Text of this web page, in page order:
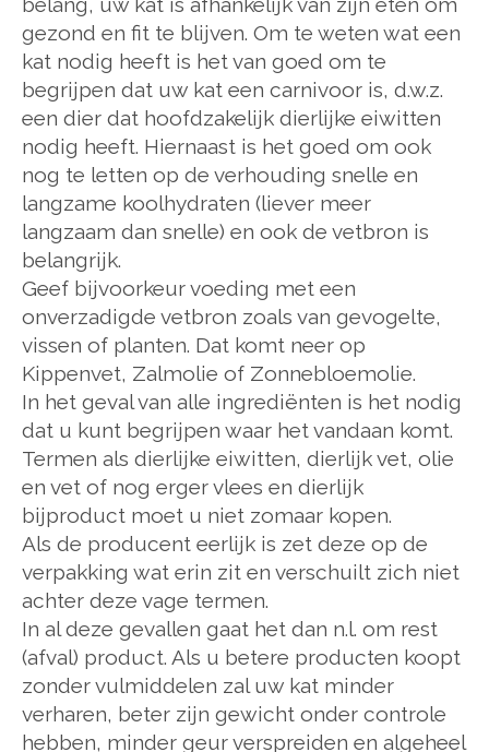
gezond en fit te blijven. Om te weten wat een
kat nodig heeft is het van goed om te
begrijpen dat uw kat een carnivoor is, d.w.z.
een dier dat hoofdzakelijk dierlijke eiwitten
nodig heeft. Hiernaast is het goed om ook
nog te letten op de verhouding snelle en
langzame koolhydraten (liever meer
langzaam dan snelle) en ook de vetbron is
belangrijk.
Geef bijvoorkeur voeding met een
onverzadigde vetbron zoals van gevogelte,
vissen of planten. Dat komt neer op
Kippenvet, Zalmolie of Zonnebloemolie.
In het geval van alle ingrediënten is het nodig
dat u kunt begrijpen waar het vandaan komt.
Termen als dierlijke eiwitten, dierlijk vet, olie
en vet of nog erger vlees en dierlijk
bijproduct moet u niet zomaar kopen.
Als de producent eerlijk is zet deze op de
verpakking wat erin zit en verschuilt zich niet
achter deze vage termen.
In al deze gevallen gaat het dan n.l. om rest
(afval) product. Als u betere producten koopt
zonder vulmiddelen zal uw kat minder
verharen, beter zijn gewicht onder controle
hebben, minder geur verspreiden en algeheel